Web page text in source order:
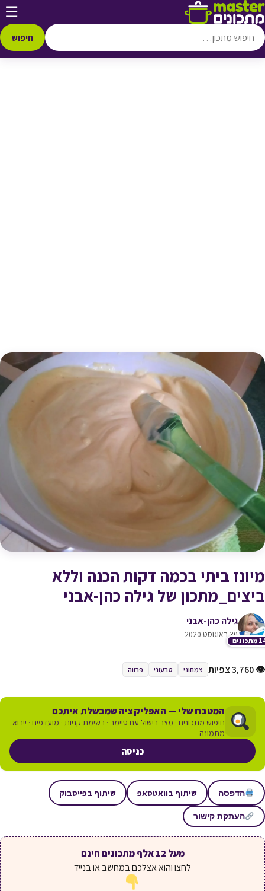
דלג לתוכן ☰
חיפוש
מיונז ביתי בכמה דקות הכנה וללא
ביצים_מתכון של גילה כהן-אבני
גילה כהן-אבני
30 באוגוסט 2020
♥ הוספה
👁 3,760 צפיות צמחוני טבעוני פרווה
המטבח שלי — האפליקציה שמבשלת איתכם
חיפוש מתכונים · מצב בישול עם טיימר · רשימת קניות · מועדפים · ייבוא
מתמונה
כניסה
הדפסה שיתוף בוואטסאפ שיתוף בפייסבוק
העתקת קישור
מעל 12 אלף מתכונים חינם
לחצו והוא אצלכם במחשב או בנייד